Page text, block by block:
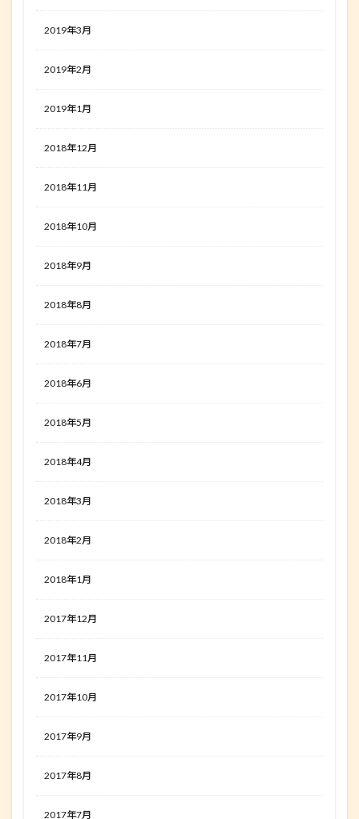
2019年3月
2019年2月
2019年1月
2018年12月
2018年11月
2018年10月
2018年9月
2018年8月
2018年7月
2018年6月
2018年5月
2018年4月
2018年3月
2018年2月
2018年1月
2017年12月
2017年11月
2017年10月
2017年9月
2017年8月
2017年7月